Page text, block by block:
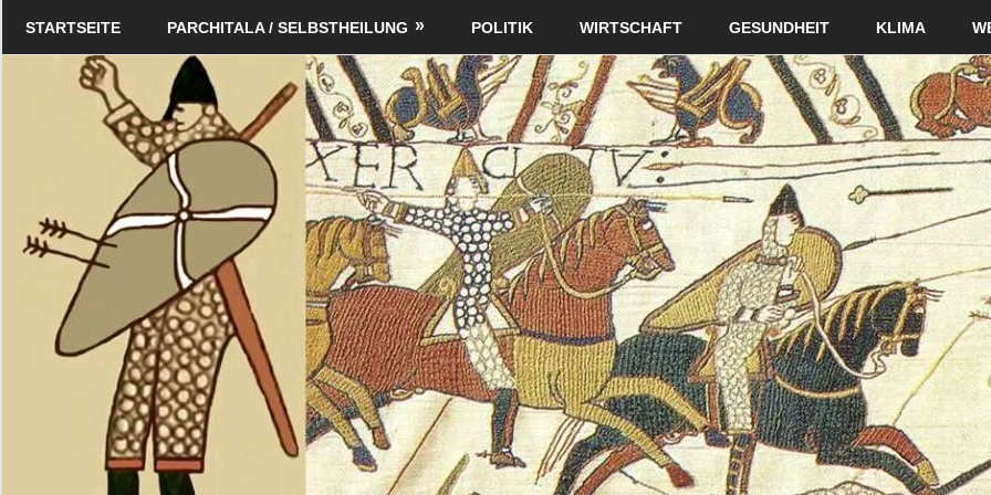
Schildverlag
STARTSEITE PARCHITALA / SELBSTHEILUNG POLITIK WIRTSCHAFT GESUNDHEIT KLIMA